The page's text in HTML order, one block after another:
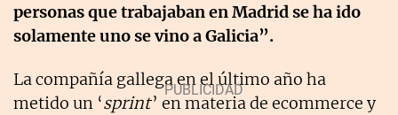
personas que trabajaban en Madrid se ha ido
solamente uno se vino a Galicia”.
La compañía gallega en el último año ha
metido un ‘sprint’ en materia de ecommerce y